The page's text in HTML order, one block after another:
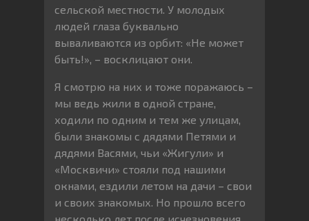
сельской местности. У молодых
людей глаза буквально
вываливаются из орбит: «Не может
быть!», – восклицают они.
Я смотрю на них и тоже поражаюсь –
мы ведь жили в одной стране,
ходили по одним и тем же улицам,
были знакомы с дядями Петями и
дядями Васями, чьи «Жигули» и
«Москвичи» стояли под нашими
окнами, ездили летом на дачи – свои
и своих знакомых. Но прошло всего